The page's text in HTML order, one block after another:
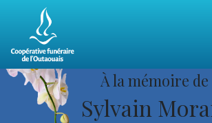
À la mémoire de
Sylvain